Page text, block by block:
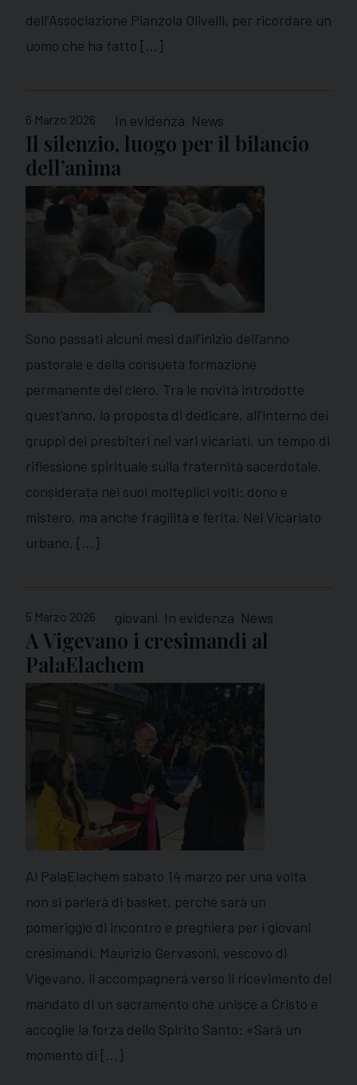
dell’Associazione Pianzola Olivelli, per ricordare un
uomo che ha fatto […]
6 Marzo 2026 In evidenza News
Il silenzio, luogo per il bilancio
dell’anima
Sono passati alcuni mesi dall’inizio dell’anno
pastorale e della consueta formazione
permanente del clero. Tra le novità introdotte
quest’anno, la proposta di dedicare, all’interno dei
gruppi dei presbiteri nei vari vicariati, un tempo di
riflessione spirituale sulla fraternità sacerdotale,
considerata nei suoi molteplici volti: dono e
mistero, ma anche fragilità e ferita. Nel Vicariato
urbano, […]
5 Marzo 2026 giovani In evidenza News
A Vigevano i cresimandi al
PalaElachem
Al PalaElachem sabato 14 marzo per una volta
non si parlerà di basket, perché sarà un
pomeriggio di incontro e preghiera per i giovani
cresimandi. Maurizio Gervasoni, vescovo di
Vigevano, li accompagnerà verso il ricevimento del
mandato di un sacramento che unisce a Cristo e
accoglie la forza dello Spirito Santo: «Sarà un
momento di […]